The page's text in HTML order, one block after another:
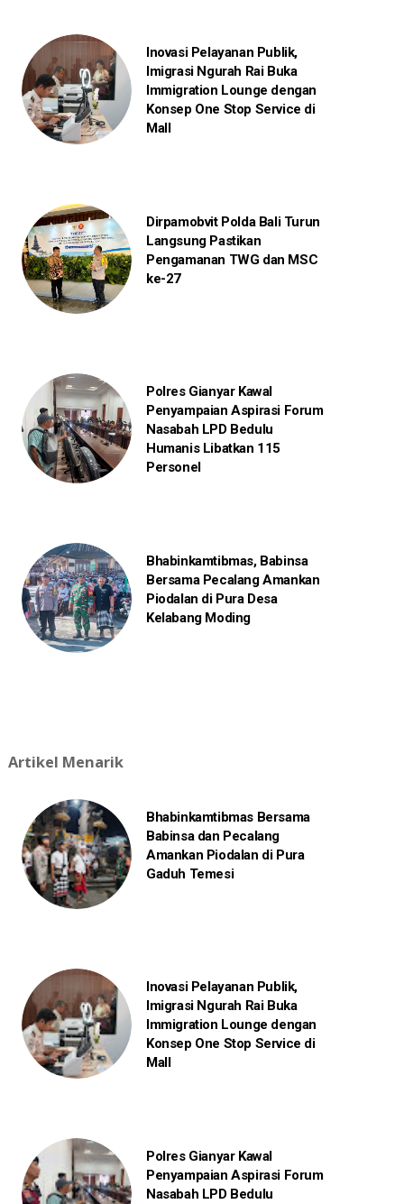
Inovasi Pelayanan Publik,
Imigrasi Ngurah Rai Buka
Immigration Lounge dengan
Konsep One Stop Service di
Mall
Dirpamobvit Polda Bali Turun
Langsung Pastikan
Pengamanan TWG dan MSC
ke-27
Polres Gianyar Kawal
Penyampaian Aspirasi Forum
Nasabah LPD Bedulu
Humanis Libatkan 115
Personel
Bhabinkamtibmas, Babinsa
Bersama Pecalang Amankan
Piodalan di Pura Desa
Kelabang Moding
Artikel Menarik
Bhabinkamtibmas Bersama
Babinsa dan Pecalang
Amankan Piodalan di Pura
Gaduh Temesi
Inovasi Pelayanan Publik,
Imigrasi Ngurah Rai Buka
Immigration Lounge dengan
Konsep One Stop Service di
Mall
Polres Gianyar Kawal
Penyampaian Aspirasi Forum
Nasabah LPD Bedulu